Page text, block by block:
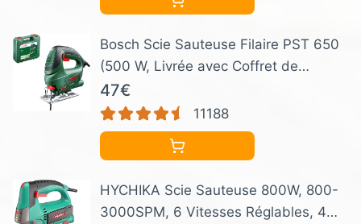
Bosch Scie Sauteuse Filaire PST 650
(500 W, Livrée avec Coffret de
Rangement et 1 Lame de Scie pour
Bois T144D)
47€
11188
HYCHIKA Scie Sauteuse 800W, 800-
3000SPM, 6 Vitesses Réglables, 4